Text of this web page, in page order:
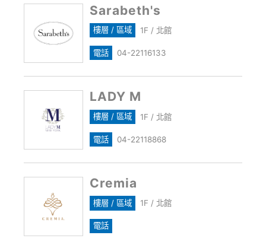
Sarabeth's
樓層 / 區域 1F / 北館
電話 04-22116133
LADY M
樓層 / 區域 1F / 北館
電話 04-22118868
Cremia
樓層 / 區域 1F / 北館
電話